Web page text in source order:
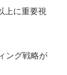
上に重要視
ング戦略が